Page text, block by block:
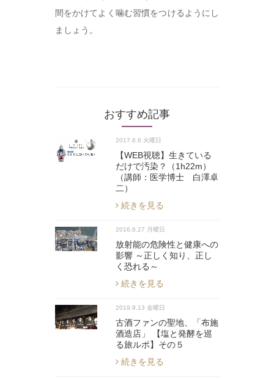
間をかけてよく噛む習慣をつけるようにし
ましょう。
おすすめ記事
2017.6.6 火曜日
【WEB視聴】生きている
だけで汚染？（1h22m）
（講師：医学博士 白澤卓
二）
続きを見る
2016.6.27 月曜日
放射能の危険性と健康への
影響 ～正しく知り、正し
く恐れる～
続きを見る
2019.9.13 金曜日
古酒ファンの聖地、「布施
酒造店」 【塩と発酵を巡
る旅ルポ】その５
続きを見る